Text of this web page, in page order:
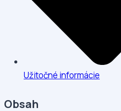
Užitočné informácie
Obsah